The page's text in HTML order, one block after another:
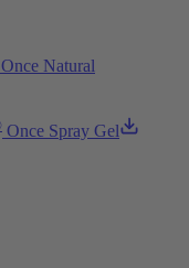
Natural
Once Spray Gel